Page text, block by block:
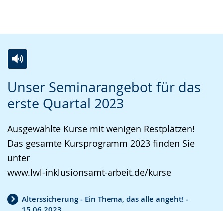
Unser Seminarangebot für das
erste Quartal 2023
Ausgewählte Kurse mit wenigen Restplätzen!
Das gesamte Kursprogramm 2023 finden Sie
unter
www.lwl-inklusionsamt-arbeit.de/kurse
Alterssicherung - Ein Thema, das alle angeht! -
u
r
e
i
c
h
e
k
t
v
i
e
r
e
A
i
n
i
d
e
o
n